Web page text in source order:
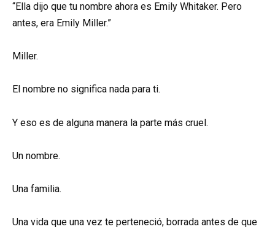
“Ella dijo que tu nombre ahora es Emily Whitaker. Pero
antes, era Emily Miller.”
Miller.
El nombre no significa nada para ti.
Y eso es de alguna manera la parte más cruel.
Un nombre.
Una familia.
Una vida que una vez te perteneció, borrada antes de que